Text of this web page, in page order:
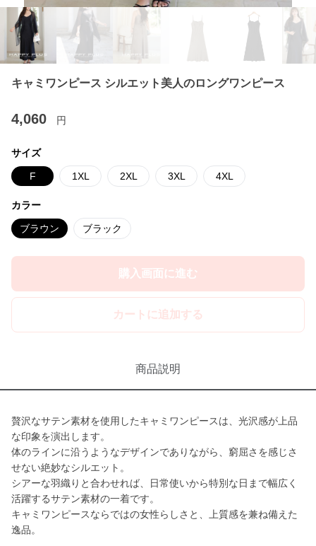
キャミワンピース シルエット美人のロングワンピース
4,060 円
サイズ
F 1XL 2XL 3XL 4XL
カラー
ブラウン ブラック
購入画面に進む
カートに追加する
商品説明
贅沢なサテン素材を使用したキャミワンピースは、光沢感が上品
な印象を演出します。
体のラインに沿うようなデザインでありながら、窮屈さを感じさ
せない絶妙なシルエット。
シアーな羽織りと合わせれば、日常使いから特別な日まで幅広く
活躍するサテン素材の一着です。
キャミワンピースならではの女性らしさと、上質感を兼ね備えた
逸品。